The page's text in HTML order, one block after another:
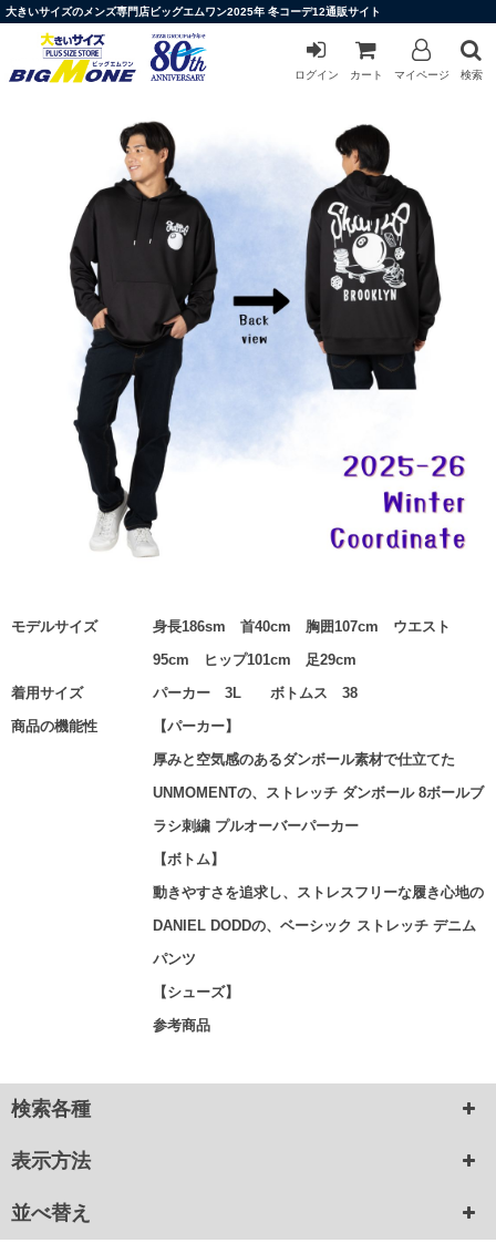
大きいサイズのメンズ専門店ビッグエムワン2025年 冬コーデ12通販サイト
ログイン カート マイページ 検索
モデルサイズ
身長186sm 首40cm 胸囲107cm ウエスト
95cm ヒップ101cm 足29cm
着用サイズ
パーカー 3L ボトムス 38
商品の機能性
【パーカー】
厚みと空気感のあるダンボール素材で仕立てた
UNMOMENTの、ストレッチ ダンボール 8ボールブ
ラシ刺繍 プルオーバーパーカー
【ボトム】
動きやすさを追求し、ストレスフリーな履き心地の
DANIEL DODDの、ベーシック ストレッチ デニム
パンツ
【シューズ】
参考商品
検索各種
表示方法
並べ替え